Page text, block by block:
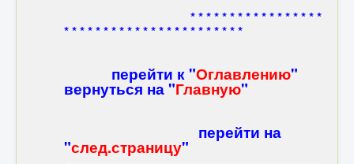
* * * * * * * * * * * * * * * * *
* * * * * * * * * * * * * * * * * * * * * * *
перейти к "Оглавлению"
вернуться на "Главную"
перейти на
"след.страницу"